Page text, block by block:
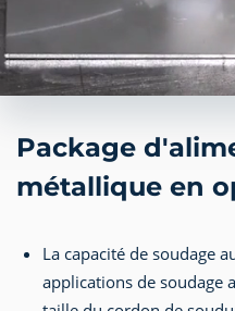
Package
métallique en
La capacité de soudage
applications de soudage